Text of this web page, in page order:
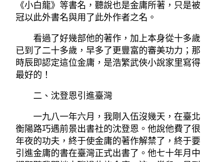
《小白龍》等書名，聽說也是金庸所著，只是被
冠以此外書名與用了此外作者之名。
看過了好幾部他的著作，加上本身從十多歲
已到了二十多歲，早多了更豐富的審美功力；那
時辰即認定這位金庸，是浩繁武俠小說家里寫得
最好的！
二、沈登恩引進臺灣
一九八一年六月，我剛入伍沒幾天，在臺北
衡陽路巧遇前景出書社的沈登恩。他說他費了很
年夜的功夫，終于使金庸的著作解禁了，終于要
引進金庸的書在臺灣正式出書了。他七十年月中